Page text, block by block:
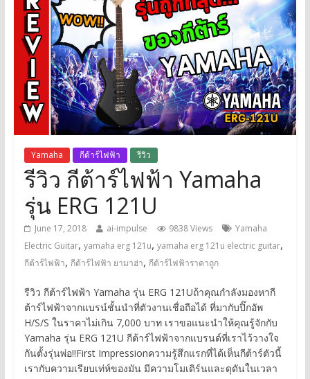
Yamaha กีต้าร์ไฟฟ้า รีวิว
รีวิว กีต้าร์ไฟฟ้า Yamaha
รุ่น ERG 121U
June 17, 2018 ai-impulse 9838 Views
Yamaha
Electric Guitar, yamaha erg 121u, yamaha erg 121u electric guitar,
กีต้าร์ไฟฟ้า, กีต้าร์ไฟฟ้า ยามาฮ่า, กีต้าร์ไฟฟ้าราคาถูก
รีวิว กีต้าร์ไฟฟ้า Yamaha รุ่น ERG 121Uถ้าคุณกำลังมองหากี
ต้าร์ไฟฟ้าจากแบรน์ชั้นนำที่ตัวงานเชื่อถือได้ ที่มากับปิ๊กอัพ
H/S/S ในราคาไม่เกิน 7,000 บาท เราขอแนะนำให้คุณรู้จักกับ
Yamaha รุ่น ERG 121U กีต้าร์ไฟฟ้าจากแบรนด์ที่เราไว้วางใจ
กันตั้งรุ่นพ่อ!!First Impressionความรู้สึกแรกที่ได้เห็นกีต้าร์ตัวนี้
เรากับความเรียบเท่ห์ของมัน มีความโมเดิร์นและดุดันในเวลา